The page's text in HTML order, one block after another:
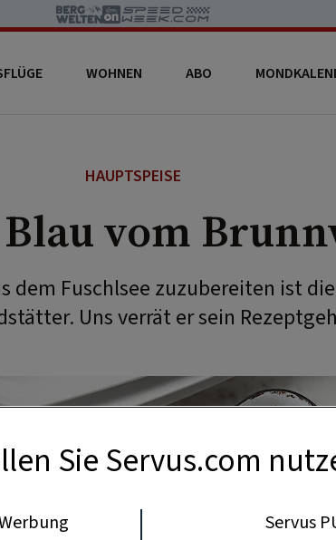
WOHNEN ABO
HAUPTSPEISE
vom
dem Fuschlsee zuzubereiten ist
Uns verrät er sein
Sie Servus.com
Servus